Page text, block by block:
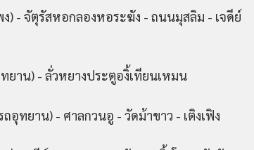
) - จัตุรัสหอกลองหอระฆัง - ถนนมุสลิม - เจดีย์
าน) - ลั่วหยางประตูองิ้เทียนเหมน
อุทยาน) - ศาลกวนอู - วัดม้าขาว - เติงเฟิง